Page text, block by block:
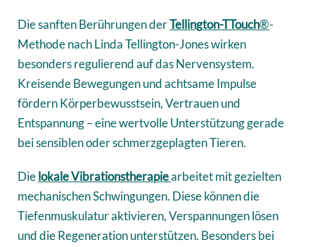
Die sanften Berührungen derTellington-TTouch®-
Methode nachLinda Tellington-Joneswirken
besonders regulierend auf das Nervensystem.
Kreisende Bewegungen und achtsame Impulse
fördern Körperbewusstsein, Vertrauen und
Entspannung – eine wertvolle Unterstützung gerade
bei sensiblen oder schmerzgeplagten Tieren.
Dielokale Vibrationstherapiearbeitet mit gezielten
mechanischen Schwingungen. Diese können die
Tiefenmuskulatur aktivieren, Verspannungen lösen
und die Regeneration unterstützen. Besonders bei